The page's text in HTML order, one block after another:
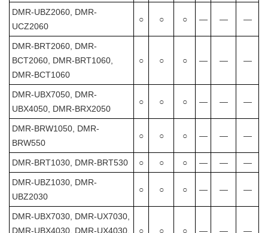
DMR-UBZ2060, DMR-
UCZ2060
○ ○ ○ ― ― ―
DMR-BRT2060, DMR-
BCT2060, DMR-BRT1060,
DMR-BCT1060
○ ○ ○ ― ― ―
DMR-UBX7050, DMR-
UBX4050, DMR-BRX2050
○ ○ ○ ― ― ―
DMR-BRW1050, DMR-
BRW550
○ ○ ○ ― ― ―
DMR-BRT1030, DMR-BRT530 ○ ○ ○ ― ― ―
DMR-UBZ1030, DMR-
UBZ2030
○ ○ ○ ― ― ―
DMR-UBX7030, DMR-UX7030,
DMR-UBX4030, DMR-UX4030,
○ ○ ○ ― ― ―